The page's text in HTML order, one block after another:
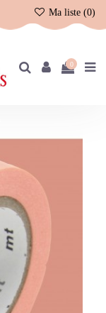
Ma liste (0)
0